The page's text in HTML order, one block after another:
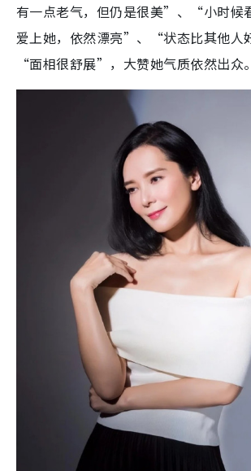
有一点老气，但仍是很美”、“小时候
爱上她，依然漂亮”、“状态比其他人
“面相很舒展”，大赞她气质依然出众。